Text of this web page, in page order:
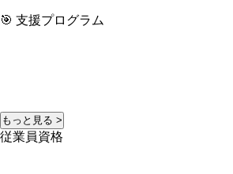
🎯 支援プログラム
もっと見る >
従業員資格